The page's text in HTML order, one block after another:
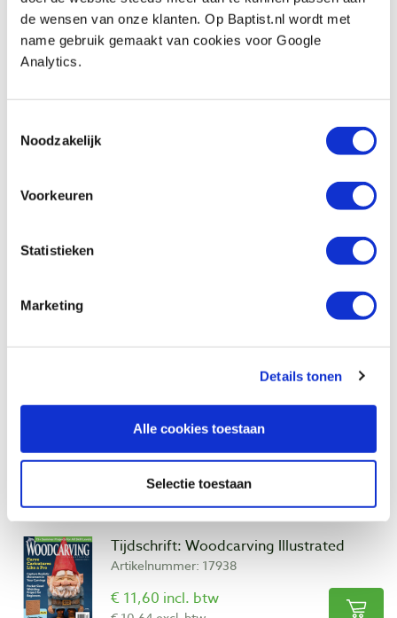
de wensen van onze klanten. Op Baptist.nl wordt met
name gebruik gemaakt van cookies voor Google
Analytics.
Noodzakelijk
Voorkeuren
Statistieken
Marketing
Details tonen
Alle cookies toestaan
Selectie toestaan
Artikelnummer: 17939
Op voorraad
€ 13,81 excl. btw
Op voorraad
Vergelijken
Tijdschrift: Woodcarving Illustrated
Artikelnummer: 17938
€ 11,60 incl. btw